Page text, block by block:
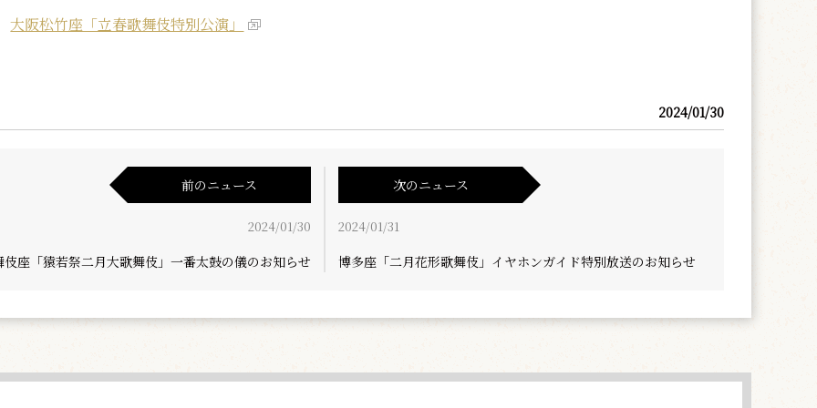
大阪松竹座「立春歌舞伎特別公演」
2024/01/30
前のニュース
2024/01/30
伎座「猿若祭二月大歌舞伎」一番太鼓の儀のお知らせ
次のニュース
2024/01/31
博多座「二月花形歌舞伎」イヤホンガイド特別放送のお知らせ